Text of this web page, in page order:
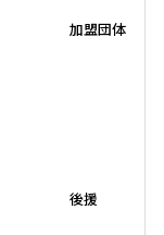
加盟団体
後援